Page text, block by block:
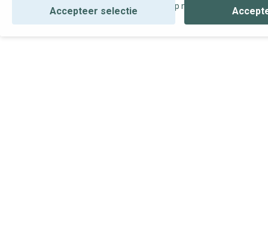
gepersonaliseerde online advertenties en op maat gemaakte
Accepteer selectie